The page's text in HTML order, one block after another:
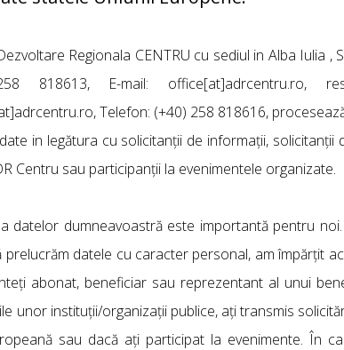
Regionala CENTRU cu sediul in Alba Iulia
818613, E-mail: office[at]adrcentru.ro,
Telefon: (+40) 258 818616,
in legătura cu solicitanții de informații,
Centru sau participanții la evenimentele organizate.
datelor dumneavoastră este importantă pentru
prelucrăm datele cu caracter personal, am împărțit
abonat, beneficiar sau reprezentant al unui
unor instituții/organizații publice, ați transmis
sau dacă ați participat la evenimente. În